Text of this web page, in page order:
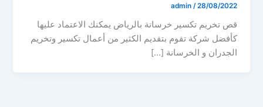
admin /28/08/2022
قص تخريم تكسير خرسانة بالرياض يمكنك الاعتماد عليها
كأفضل شركة تقوم بتقديم الكثير من أعمال تكسير وتخريم
الجدران و الخرسانة […]